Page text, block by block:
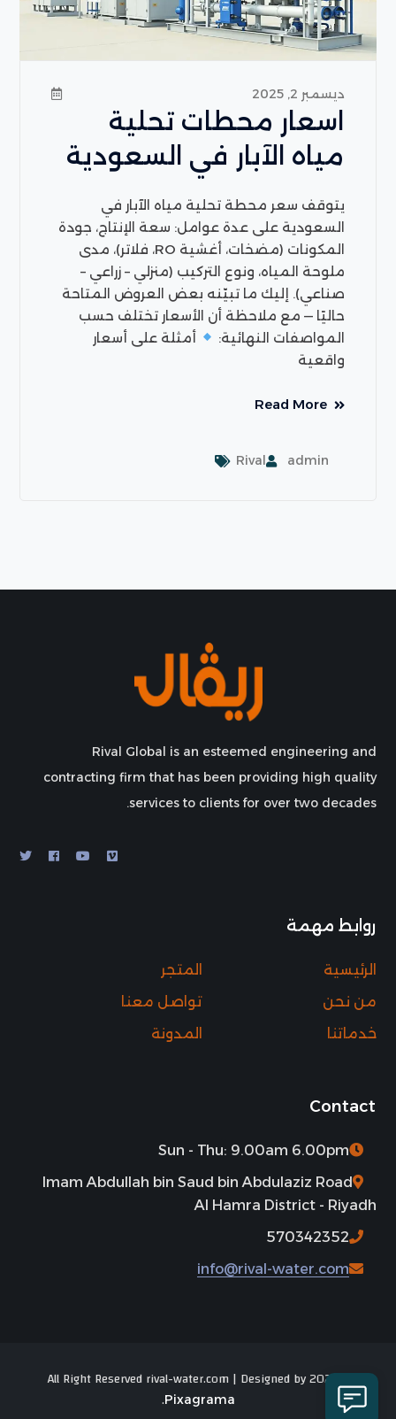
ديسمبر 2, 2025
اسعار محطات تحلية
مياه الآبار في السعودية
يتوقف سعر محطة تحلية مياه الآبار في
السعودية على عدة عوامل: سعة الإنتاج، جودة
المكونات (مضخات، أغشية RO، فلاتر)، مدى
ملوحة المياه، ونوع التركيب (منزلي – زراعي –
صناعي). إليك ما تبيّنه بعض العروض المتاحة
حاليًا — مع ملاحظة أن الأسعار تختلف حسب
المواصفات النهائية:
أمثلة على أسعار
واقعية
Read More
admin
Rival
Rival Global is an esteemed engineering and
contracting firm that has been providing high quality
services to clients for over two decades.
روابط مهمة
المتجر
الرئيسية
تواصل معنا
من نحن
المدونة
خدماتنا
Contact
Sun - Thu: 9.00am 6.00pm
Imam Abdullah bin Saud bin Abdulaziz Road
Al Hamra District - Riyadh
570342352
info@rival-water.com
© 2025 All Right Reserved rival-water.com | Designed by
Pixagrama
.